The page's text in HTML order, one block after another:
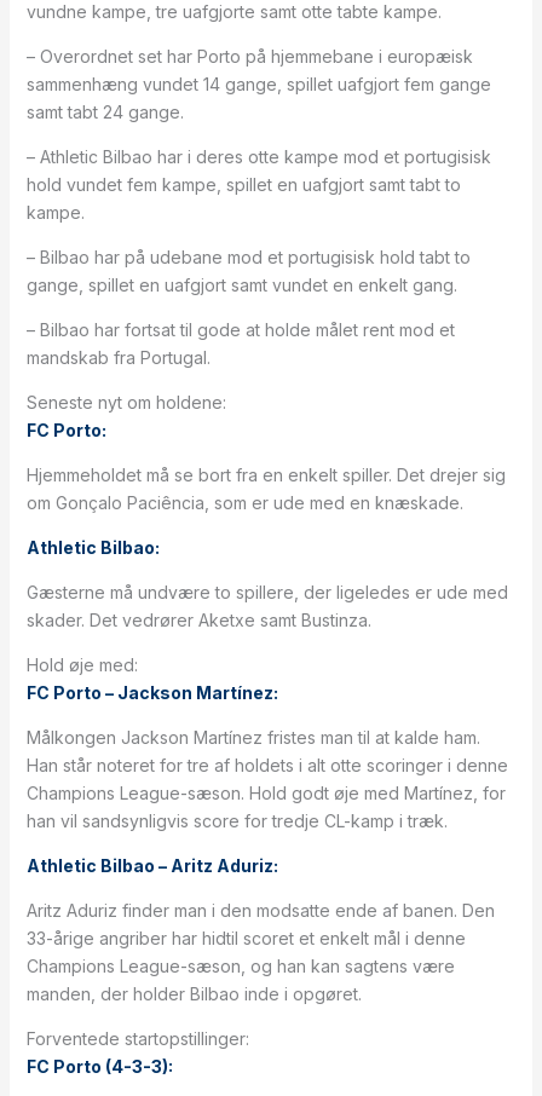
vundne kampe, tre uafgjorte samt otte tabte kampe.
– Overordnet set har Porto på hjemmebane i europæisk
sammenhæng vundet 14 gange, spillet uafgjort fem gange
samt tabt 24 gange.
– Athletic Bilbao har i deres otte kampe mod et portugisisk
hold vundet fem kampe, spillet en uafgjort samt tabt to
kampe.
– Bilbao har på udebane mod et portugisisk hold tabt to
gange, spillet en uafgjort samt vundet en enkelt gang.
– Bilbao har fortsat til gode at holde målet rent mod et
mandskab fra Portugal.
Seneste nyt om holdene:
FC Porto:
Hjemmeholdet må se bort fra en enkelt spiller. Det drejer sig
om Gonçalo Paciência, som er ude med en knæskade.
Athletic Bilbao:
Gæsterne må undvære to spillere, der ligeledes er ude med
skader. Det vedrører Aketxe samt Bustinza.
Hold øje med:
FC Porto – Jackson Martínez:
Målkongen Jackson Martínez fristes man til at kalde ham.
Han står noteret for tre af holdets i alt otte scoringer i denne
Champions League-sæson. Hold godt øje med Martínez, for
han vil sandsynligvis score for tredje CL-kamp i træk.
Athletic Bilbao – Aritz Aduriz:
Aritz Aduriz finder man i den modsatte ende af banen. Den
33-årige angriber har hidtil scoret et enkelt mål i denne
Champions League-sæson, og han kan sagtens være
manden, der holder Bilbao inde i opgøret.
Forventede startopstillinger:
FC Porto (4-3-3):